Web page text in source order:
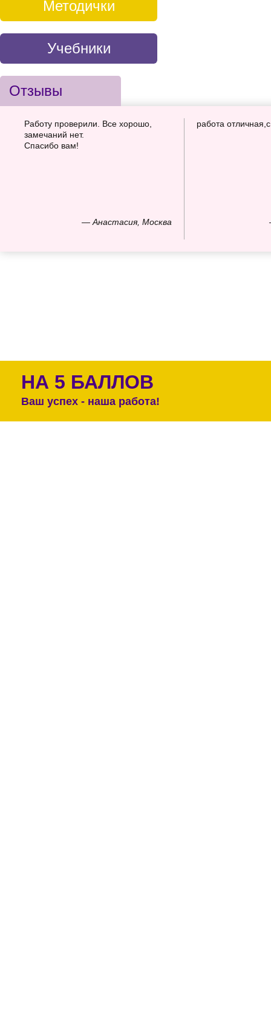
Методички
Учебники
Отзывы
— Анастасия, Москва
Работу проверили. Все хорошо,
замечаний нет.
Спасибо вам!
работа
НА 5 БАЛЛОВ
Ваш успех - наша работа!